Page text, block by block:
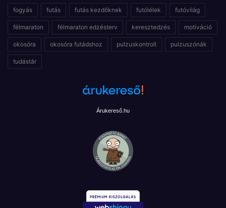
fogyás futás futás kezdőknek futólélek futóvilág
félmaraton félmaraton edzésterv keresztedzés motiváció
okosóra okosóra futádshoz pulzuskontroll pulzuszónák
tudástár
Árukereső.hu